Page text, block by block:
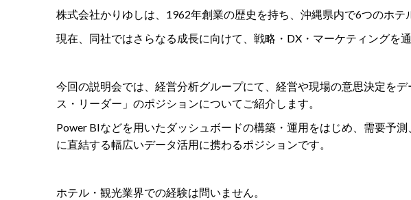
株式会社かりゆしは、1962年創業の歴史を持ち、沖縄県内で6つのホテ
現在、同社ではさらなる成長に向けて、戦略・DX・マーケティングを
今回の説明会では、経営分析グループにて、経営や現場の意思決定を
ス・リーダー」のポジションについてご紹介します。
Power BIなどを用いたダッシュボードの構築・運用をはじめ、需要予
に直結する幅広いデータ活用に携わるポジションです。
ホテル・観光業界での経験は問いません。